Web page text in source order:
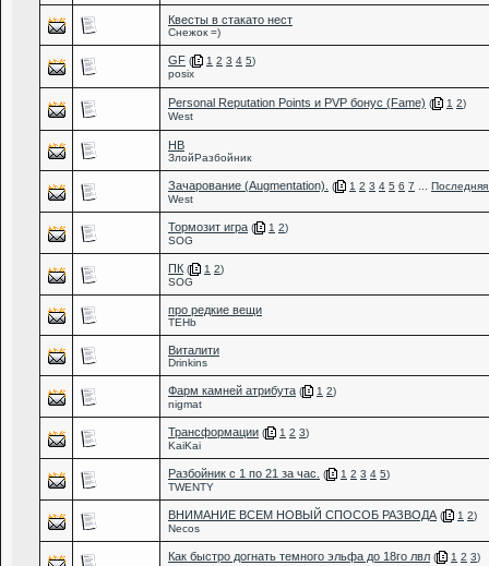
Квесты в стакато нест
Снежок =)
GF ( 1 2 3 4 5)
posix
Personal Reputation Points и PVP бонус (Fame) ( 1 2)
West
НВ
ЗлойРазбойник
Зачарование (Augmentation). ( 1 2 3 4 5 6 7
West
Тормозит игра ( 1 2)
SOG
ПК ( 1 2)
SOG
про редкие вещи
TEHb
Виталити
Drinkins
Фарм камней атрибута ( 1 2)
nigmat
Трансформации ( 1 2 3)
KaiKai
Разбойник с 1 по 21 за час. ( 1 2 3 4 5)
TWENTY
ВНИМАНИЕ ВСЕМ НОВЫЙ СПОСОБ РАЗВОДА ( 1 2)
Necos
Как быстро догнать темного эльфа до 18го лвл ( 1 2 3)